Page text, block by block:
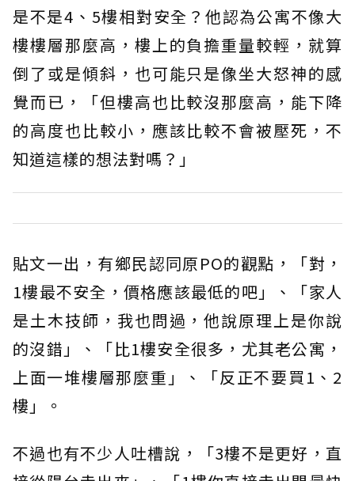
是不是4、5樓相對安全？他認為公寓不像大
樓樓層那麼高，樓上的負擔重量較輕，就算
倒了或是傾斜，也可能只是像坐大怒神的感
覺而已，「但樓高也比較沒那麼高，能下降
的高度也比較小，應該比較不會被壓死，不
知道這樣的想法對嗎？」
貼文一出，有鄉民認同原PO的觀點，「對，
1樓最不安全，價格應該最低的吧」、「家人
是土木技師，我也問過，他說原理上是你說
的沒錯」、「比1樓安全很多，尤其老公寓，
上面一堆樓層那麼重」、「反正不要買1、2
樓」。
不過也有不少人吐槽說，「3樓不是更好，直